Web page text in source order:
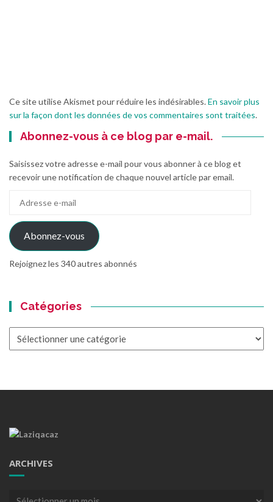
Ce site utilise Akismet pour réduire les indésirables.En savoir plus
sur la façon dont les données de vos commentaires sont traitées.
Abonnez-vous à ce blog par e-mail.
Saisissez votre adresse e-mail pour vous abonner à ce blog et
recevoir une notification de chaque nouvel article par email.
mail
Abonnez-vous
Rejoignez les 340 autres abonnés
Catégories
ARCHIVES
Archives